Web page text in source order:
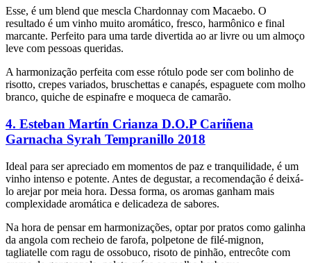
Esse, é um blend que mescla Chardonnay com Macaebo. O
resultado é um vinho muito aromático, fresco, harmônico e final
marcante. Perfeito para uma tarde divertida ao ar livre ou um almoço
leve com pessoas queridas.
A harmonização perfeita com esse rótulo pode ser com bolinho de
risotto, crepes variados, bruschettas e canapés, espaguete com molho
branco, quiche de espinafre e moqueca de camarão.
4. Esteban Martín Crianza D.O.P Cariñena
Garnacha Syrah Tempranillo 2018
Ideal para ser apreciado em momentos de paz e tranquilidade, é um
vinho intenso e potente. Antes de degustar, a recomendação é deixá-
lo arejar por meia hora. Dessa forma, os aromas ganham mais
complexidade aromática e delicadeza de sabores.
Na hora de pensar em harmonizações, optar por pratos como galinha
da angola com recheio de farofa, polpetone de filé-mignon,
tagliatelle com ragu de ossobuco, risoto de pinhão, entrecôte com